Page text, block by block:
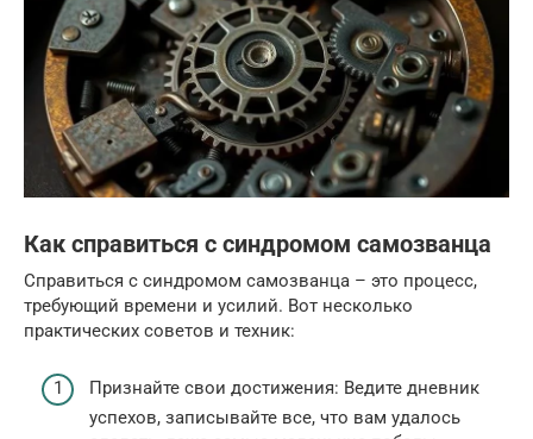
Как справиться с синдромом самозванца
Справиться с синдромом самозванца – это процесс,
требующий времени и усилий. Вот несколько
практических советов и техник:
Признайте свои достижения: Ведите дневник
успехов, записывайте все, что вам удалось